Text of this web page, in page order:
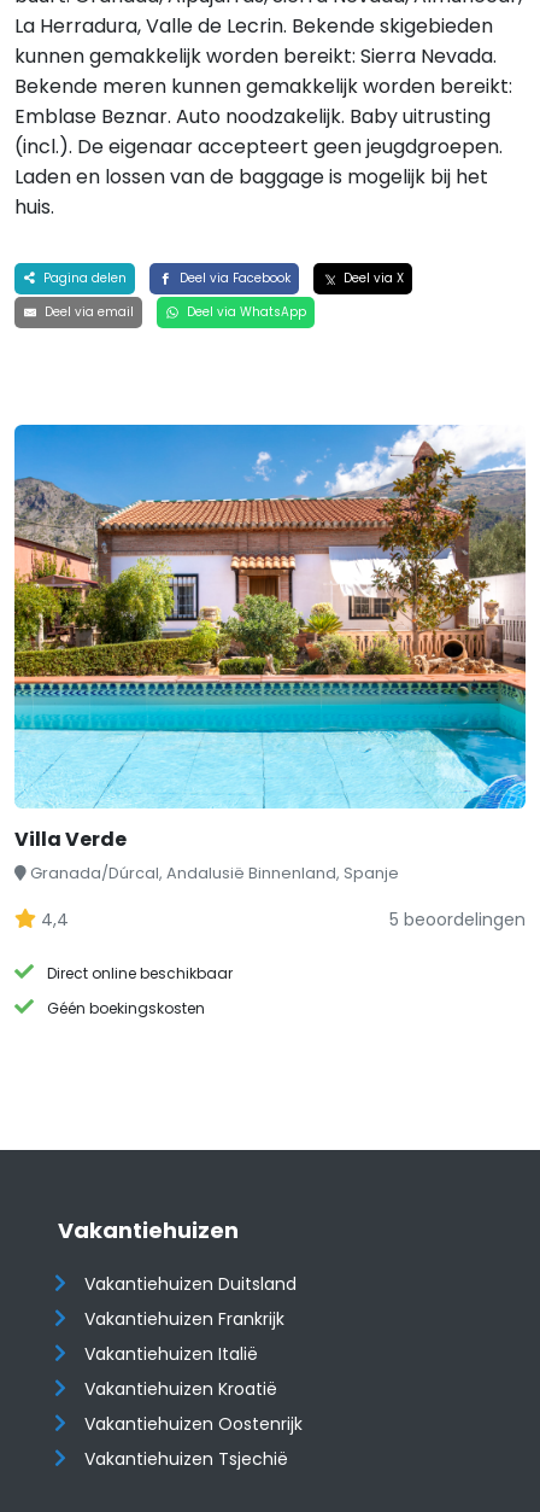
La Herradura, Valle de Lecrin. Bekende skigebieden
kunnen gemakkelijk worden bereikt: Sierra Nevada.
Bekende meren kunnen gemakkelijk worden bereikt:
Emblase Beznar. Auto noodzakelijk. Baby uitrusting
(incl.). De eigenaar accepteert geen jeugdgroepen.
Laden en lossen van de baggage is mogelijk bij het
huis.
Pagina delen Deel via Facebook
Deel via X
Deel via email
Deel via WhatsApp
Villa Verde
Granada/Dúrcal, Andalusië Binnenland, Spanje
4,4 5 beoordelingen
Direct online beschikbaar
Géén boekingskosten
Vakantiehuizen
Vakantiehuizen Duitsland
Vakantiehuizen Frankrijk
Vakantiehuizen Italië
Vakantiehuizen Kroatië
​​​​​​​Vakantiehuizen Oostenrijk
Vakantiehuizen Tsjechië